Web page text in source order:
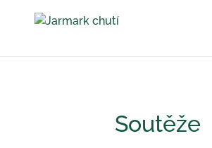
Soutěže